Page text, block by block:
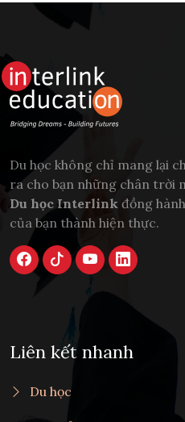
Du học không chỉ mang lại
ra cho bạn những chân trời
Du học Interlink đồng
của bạn thành hiện thực.
Liên kết nhanh
Du học